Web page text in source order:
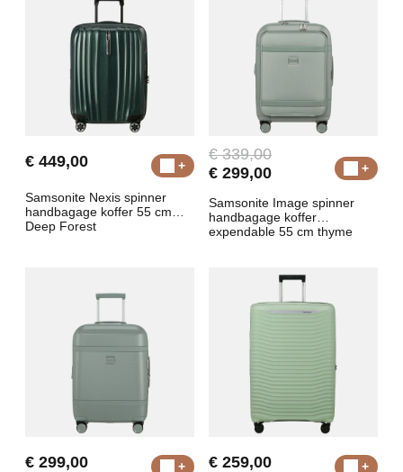
€ 449,00
Samsonite Nexis spinner
handbagage koffer 55 cm
Deep Forest
€ 339,00
€ 299,00
Samsonite Image spinner
handbagage koffer
expendable 55 cm thyme
€ 299,00 € 259,00